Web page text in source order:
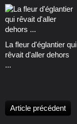
La fleur d'églantier qui
rêvait d'aller dehors
...
Article précédent